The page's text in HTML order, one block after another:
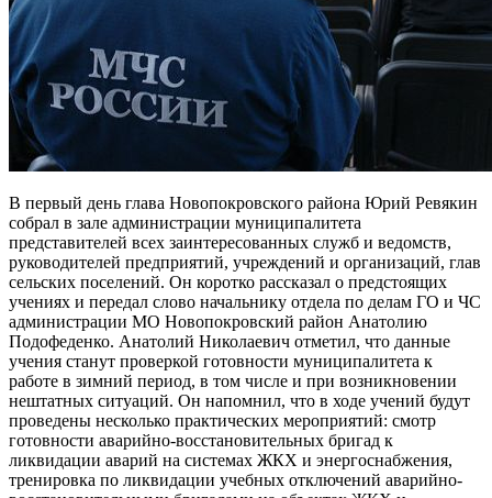
В первый день глава Новопокровского района Юрий Ревякин
собрал в зале администрации муниципалитета
представителей всех заинтересованных служб и ведомств,
руководителей предприятий, учреждений и организаций, глав
сельских поселений. Он коротко рассказал о предстоящих
учениях и передал слово начальнику отдела по делам ГО и ЧС
администрации МО Новопокровский район Анатолию
Подофеденко. Анатолий Николаевич отметил, что данные
учения станут проверкой готовности муниципалитета к
работе в зимний период, в том числе и при возникновении
нештатных ситуаций. Он напомнил, что в ходе учений будут
проведены несколько практических мероприятий: смотр
готовности аварийно-восстановительных бригад к
ликвидации аварий на системах ЖКХ и энергоснабжения,
тренировка по ликвидации учебных отключений аварийно-